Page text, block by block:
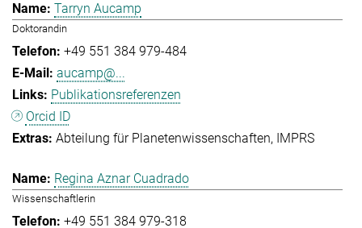
Tarryn Aucamp
Doktorandin
+49 551 384 979-484
aucamp@...
Publikationsreferenzen
Orcid ID
Abteilung für Planetenwissenschaften IMPRS
Regina Aznar Cuadrado
Wissenschaftlerin
+49 551 384 979-318